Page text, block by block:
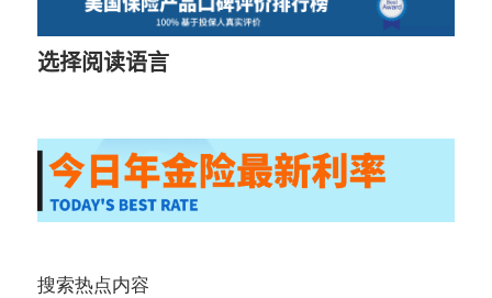
选择阅读语言
搜索热点内容